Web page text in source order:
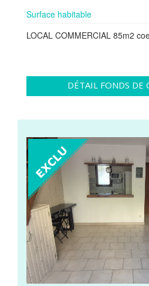
Surface habitable
LOCAL COMMERCIAL 85m2
DÉTAIL FONDS DE